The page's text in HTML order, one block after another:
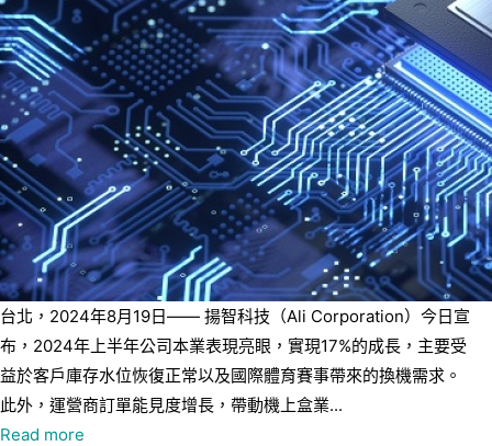
台北，2024年8月19日—— 揚智科技（Ali Corporation）今日宣
布，2024年上半年公司本業表現亮眼，實現17%的成長，主要受
益於客戶庫存水位恢復正常以及國際體育賽事帶來的換機需求。
此外，運營商訂單能見度增長，帶動機上盒業...
Read more